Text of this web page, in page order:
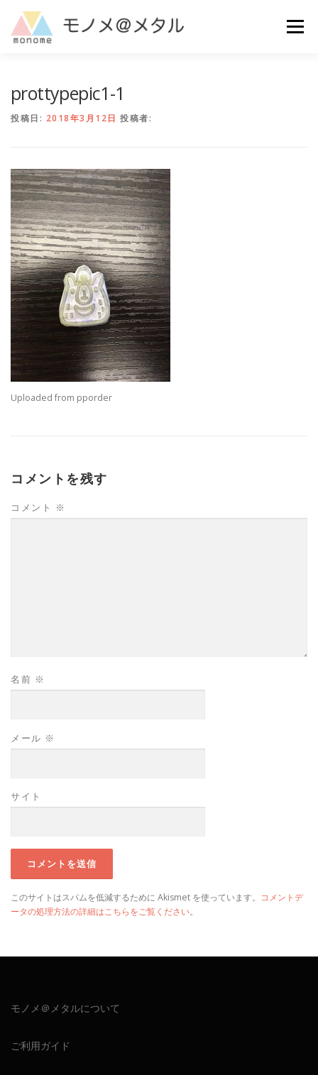
メニュー
prottypepic1-1
投稿日: 2018年3月12日 投稿者:
Uploaded from pporder
コメントを残す
コメント ※
名前 ※
メール ※
サイト
このサイトはスパムを低減するために Akismet を使っています。 コメントデ
ータの処理方法の詳細はこちらをご覧ください。
モノメ＠メタルについて
ご利用ガイド